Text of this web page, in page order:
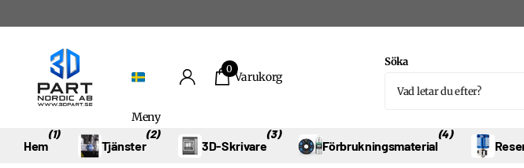
Söka
Meny
0
Varukorg
Hem
(1)
Tjänster
(2)
3D-Skrivare
(3)
Förbrukningsmaterial
(4)